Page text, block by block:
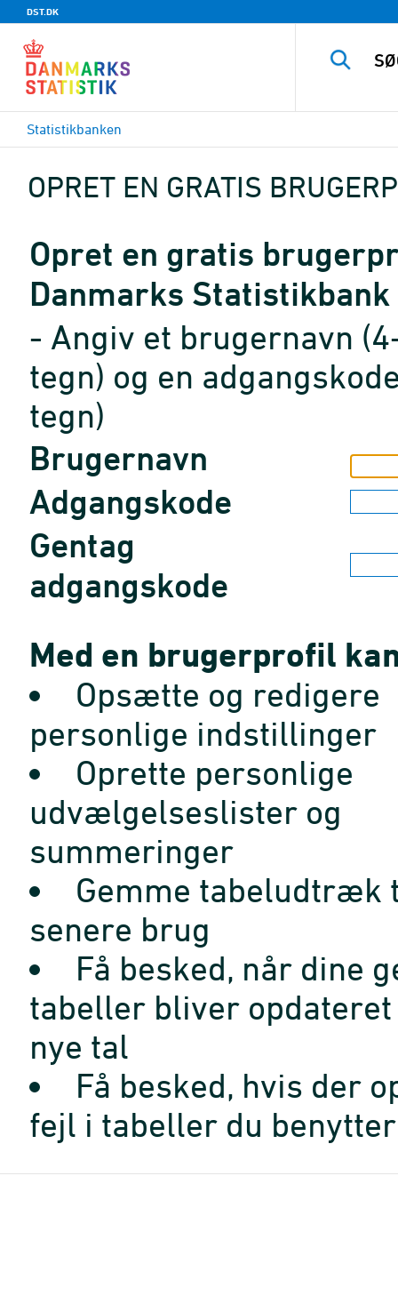
DST.DK
Statistikbanken
OPRET EN GRATIS
Opret en gratis
Danmarks Statistikbank
- Angiv et brugernavn
tegn) og en
tegn)
Brugernavn
Adgangskode
Gentag
adgangskode
Med en brugerprofil
Opsætte og redigere
personlige indstillinger
Oprette personlige
udvælgelseslister og
summeringer
Gemme tabeludtræk
senere brug
Få besked, når dine
tabeller bliver opdateret
nye tal
Få besked, hvis der
fejl i tabeller du benytter